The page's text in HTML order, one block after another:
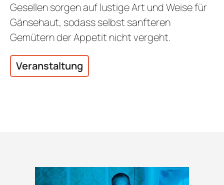
Gesellen sorgen auf lustige Art und Weise für
Gänsehaut, sodass selbst sanfteren
Gemütern der Appetit nicht vergeht.
Veranstaltung